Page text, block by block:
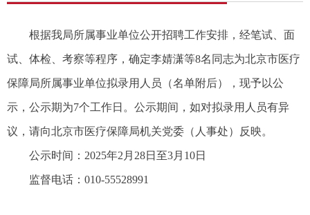
根据我局所属事业单位公开招聘工作安排，经笔试、面
试、体检、考察等程序，确定李婧潇等8名同志为北京市医疗
保障局所属事业单位拟录用人员（名单附后），现予以公
示，公示期为7个工作日。公示期间，如对拟录用人员有异
议，请向北京市医疗保障局机关党委（人事处）反映。
公示时间：2025年2月28日至3月10日
监督电话：010-55528991